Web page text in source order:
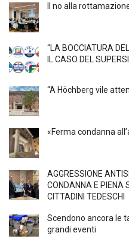
Il no alla
“LA BOCCIATURA
IL CASO DEL
“A Höchberg vile
«Ferma condanna
AGGRESSIONE
CONDANNA E PIENA
CITTADINI TEDESCHI
Scendono ancora le
grandi eventi